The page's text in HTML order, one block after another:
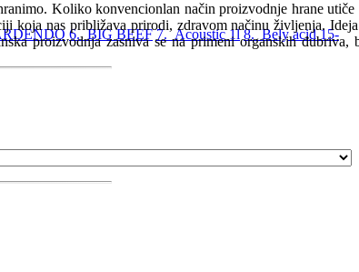
Koliko konvencionlan način proizvodnje hrane utiče
koja nas približava prirodi, zdravom načinu življenja.
proizvodnja zasniva se na primeni organskih đubriva,
6. BIG BEEF 7. Acoustic 1l 8. Bely acid 15-